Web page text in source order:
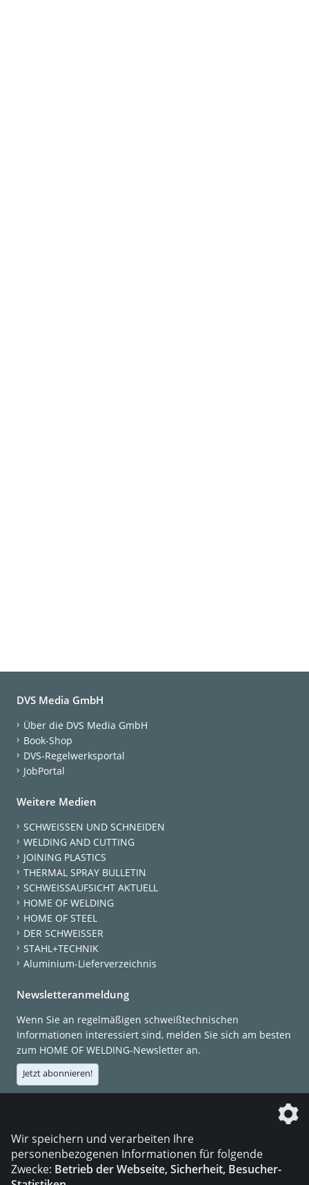
DVS Media GmbH
Über die DVS Media GmbH
Book-Shop
DVS-Regelwerksportal
JobPortal
Weitere Medien
SCHWEISSEN UND SCHNEIDEN
WELDING AND CUTTING
JOINING PLASTICS
THERMAL SPRAY BULLETIN
SCHWEISSAUFSICHT AKTUELL
HOME OF WELDING
HOME OF STEEL
DER SCHWEISSER
STAHL+TECHNIK
Aluminium-Lieferverzeichnis
Newsletteranmeldung
Wenn Sie an regelmäßigen schweißtechnischen
Informationen interessiert sind, melden Sie sich am besten
zum HOME OF WELDING-Newsletter an.
Jetzt abonnieren!
Die DVS Media GmbH ist ein Unternehmen der
Wir speichern und verarbeiten Ihre
personenbezogenen Informationen für folgende
Zwecke: Betrieb der Webseite, Sicherheit, Besucher-